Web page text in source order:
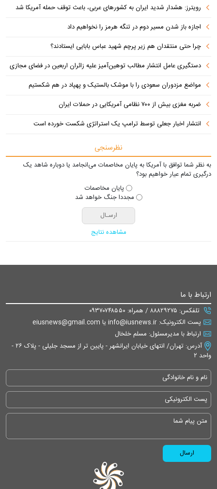
رویترز: هشدار شدید ایران به کشورهای عربی، باعث توقف حمله آمریکا شد
اجازه باز شدن مسیر دوم در تنگه هرمز را نخواهیم داد
چرا حتی منتقدان هم زیر پرچم شهید عباس بابایی ایستادند؟
دستگیری عامل انتشار مطالب توهین‌آمیز علیه زائران اربعین در فضای مجازی
مواضع مزدوران سعودی را با موشک بالستیک و پهپاد در هم شکستیم
ضربه مغزی بیش از ۷۰۰ نظامی آمریکایی در حملات ایران
انتشار اخبار جعلی توسط ترامپ یک استراتژی شکست خورده است
نظرسنجی
به نظر شما توافق با آمریکا به پایان مخاصمات می‌انجامد یا دوباره شاهد یک
درگیری تمام عیار خواهیم بود؟
پایان مخاصمات
مجددا جنگ خواهد شد
مشاهده نتایج
ارتباط با ما
تلفکس: ۸۸۸۲۹۲۷۵ / همراه: ۰۹۳۷۰۷۴۸۵۵۰
پست الکترونیک: info@iusnews.ir یا eiusnews@gmail.com
ارتباط با مدیرمسئول: مسلم خلخال
آدرس: تهران/ انتهای خیابان ایرانشهر - پایین تر از مسجد جلیلی - پلاک ۲۶ -
واحد ۲